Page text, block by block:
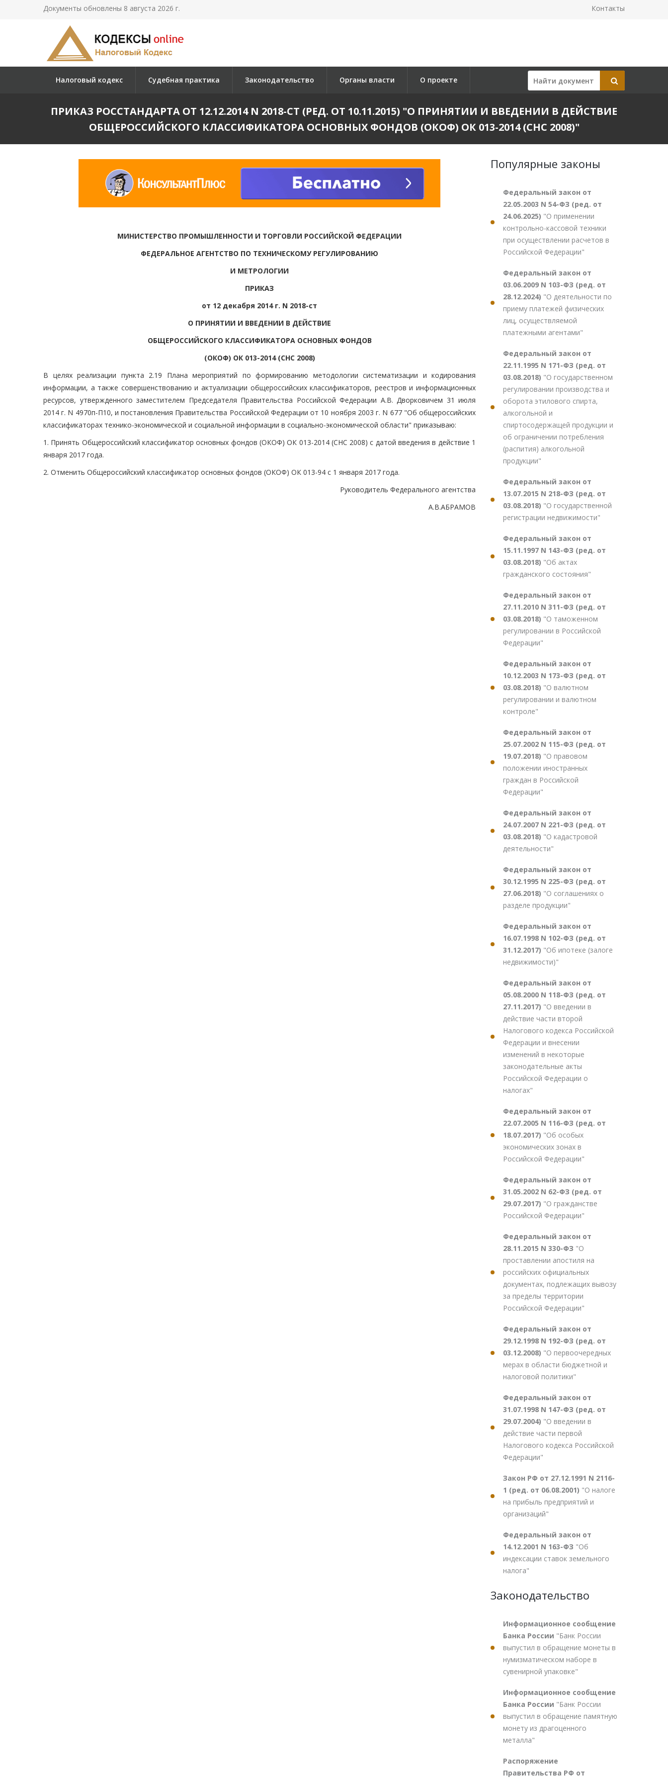
Документы обновлены 8 августа 2026 г. Контакты
Налоговый кодекс Судебная практика Законодательство Органы власти О проекте
ПРИКАЗ РОССТАНДАРТА ОТ 12.12.2014 N 2018-СТ (РЕД. ОТ 10.11.2015) "О ПРИНЯТИИ И ВВЕДЕНИИ В ДЕЙСТВИЕ
ОБЩЕРОССИЙСКОГО КЛАССИФИКАТОРА ОСНОВНЫХ ФОНДОВ (ОКОФ) ОК 013-2014 (СНС 2008)"
МИНИСТЕРСТВО ПРОМЫШЛЕННОСТИ И ТОРГОВЛИ РОССИЙСКОЙ ФЕДЕРАЦИИ
ФЕДЕРАЛЬНОЕ АГЕНТСТВО ПО ТЕХНИЧЕСКОМУ РЕГУЛИРОВАНИЮ
И МЕТРОЛОГИИ
ПРИКАЗ
от 12 декабря 2014 г. N 2018-ст
О ПРИНЯТИИ И ВВЕДЕНИИ В ДЕЙСТВИЕ
ОБЩЕРОССИЙСКОГО КЛАССИФИКАТОРА ОСНОВНЫХ ФОНДОВ
(ОКОФ) ОК 013-2014 (СНС 2008)
В целях реализации пункта 2.19 Плана мероприятий по формированию методологии систематизации и кодирования
информации, а также совершенствованию и актуализации общероссийских классификаторов, реестров и информационных
ресурсов, утвержденного заместителем Председателя Правительства Российской Федерации А.В. Дворковичем 31 июля
2014 г. N 4970п-П10, и постановления Правительства Российской Федерации от 10 ноября 2003 г. N 677 "Об общероссийских
классификаторах технико-экономической и социальной информации в социально-экономической области" приказываю:
1. Принять Общероссийский классификатор основных фондов (ОКОФ) ОК 013-2014 (СНС 2008) с датой введения в действие 1
января 2017 года.
2. Отменить Общероссийский классификатор основных фондов (ОКОФ) ОК 013-94 с 1 января 2017 года.
Руководитель Федерального агентства
А.В.АБРАМОВ
Популярные законы
Федеральный закон от
22.05.2003 N 54-ФЗ (ред. от
24.06.2025) "О применении
контрольно-кассовой техники
при осуществлении расчетов в
Российской Федерации"
Федеральный закон от
03.06.2009 N 103-ФЗ (ред. от
28.12.2024) "О деятельности по
приему платежей физических
лиц, осуществляемой
платежными агентами"
Федеральный закон от
22.11.1995 N 171-ФЗ (ред. от
03.08.2018) "О государственном
регулировании производства и
оборота этилового спирта,
алкогольной и
спиртосодержащей продукции и
об ограничении потребления
(распития) алкогольной
продукции"
Федеральный закон от
13.07.2015 N 218-ФЗ (ред. от
03.08.2018) "О государственной
регистрации недвижимости"
Федеральный закон от
15.11.1997 N 143-ФЗ (ред. от
03.08.2018) "Об актах
гражданского состояния"
Федеральный закон от
27.11.2010 N 311-ФЗ (ред. от
03.08.2018) "О таможенном
регулировании в Российской
Федерации"
Федеральный закон от
10.12.2003 N 173-ФЗ (ред. от
03.08.2018) "О валютном
регулировании и валютном
контроле"
Федеральный закон от
25.07.2002 N 115-ФЗ (ред. от
19.07.2018) "О правовом
положении иностранных
граждан в Российской
Федерации"
Федеральный закон от
24.07.2007 N 221-ФЗ (ред. от
03.08.2018) "О кадастровой
деятельности"
Федеральный закон от
30.12.1995 N 225-ФЗ (ред. от
27.06.2018) "О соглашениях о
разделе продукции"
Федеральный закон от
16.07.1998 N 102-ФЗ (ред. от
31.12.2017) "Об ипотеке (залоге
недвижимости)"
Федеральный закон от
05.08.2000 N 118-ФЗ (ред. от
27.11.2017) "О введении в
действие части второй
Налогового кодекса Российской
Федерации и внесении
изменений в некоторые
законодательные акты
Российской Федерации о
налогах"
Федеральный закон от
22.07.2005 N 116-ФЗ (ред. от
18.07.2017) "Об особых
экономических зонах в
Российской Федерации"
Федеральный закон от
31.05.2002 N 62-ФЗ (ред. от
29.07.2017) "О гражданстве
Российской Федерации"
Федеральный закон от
28.11.2015 N 330-ФЗ "О
проставлении апостиля на
российских официальных
документах, подлежащих вывозу
за пределы территории
Российской Федерации"
Федеральный закон от
29.12.1998 N 192-ФЗ (ред. от
03.12.2008) "О первоочередных
мерах в области бюджетной и
налоговой политики"
Федеральный закон от
31.07.1998 N 147-ФЗ (ред. от
29.07.2004) "О введении в
действие части первой
Налогового кодекса Российской
Федерации"
Закон РФ от 27.12.1991 N 2116-
1 (ред. от 06.08.2001) "О налоге
на прибыль предприятий и
организаций"
Федеральный закон от
14.12.2001 N 163-ФЗ "Об
индексации ставок земельного
налога"
Законодательство
Информационное сообщение
Банка России "Банк России
выпустил в обращение монеты в
нумизматическом наборе в
сувенирной упаковке"
Информационное сообщение
Банка России "Банк России
выпустил в обращение памятную
монету из драгоценного
металла"
Распоряжение
Правительства РФ от